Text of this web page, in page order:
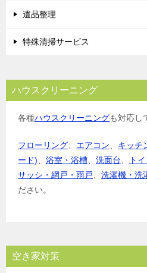
遺品整理
特殊清掃サービス
ハウスクリーニング
各種ハウスクリーニングも対応し
フローリング、 エアコン、 キッチ
ード)、 浴室・浴槽、 洗面台、 ト
サッシ・網戸・雨戸、 洗濯機・洗
ださい。
空き家対策